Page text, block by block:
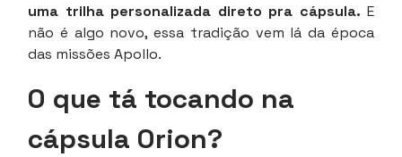
uma trilha personalizada direto pra cápsula. E
não é algo novo, essa tradição vem lá da época
das missões Apollo.
O que tá tocando na
cápsula Orion?